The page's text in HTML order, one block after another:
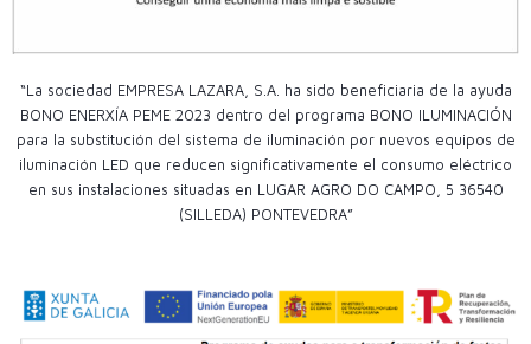
“La sociedad EMPRESA LAZARA, S.A. ha sido beneficiaria de la ayuda
BONO ENERXÍA PEME 2023 dentro del programa BONO ILUMINACIÓN
para la substitución del sistema de iluminación por nuevos equipos de
iluminación LED que reducen significativamente el consumo eléctrico
en sus instalaciones situadas en LUGAR AGRO DO CAMPO, 5 36540
(SILLEDA) PONTEVEDRA”